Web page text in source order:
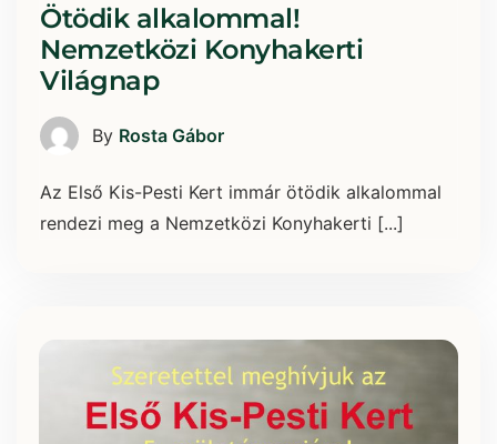
Ötödik alkalommal!
Nemzetközi Konyhakerti
Világnap
By Rosta Gábor
Az Első Kis-Pesti Kert immár ötödik alkalommal
rendezi meg a Nemzetközi Konyhakerti [...]